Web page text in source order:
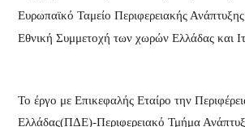
Ευρωπαϊκό Ταμείο Περιφερειακής
Εθνική Συμμετοχή των χωρών Ελλάδας και
Το έργο με Επικεφαλής Εταίρο την
Ελλάδας(ΠΔΕ)-Περιφερειακό Τμήμα